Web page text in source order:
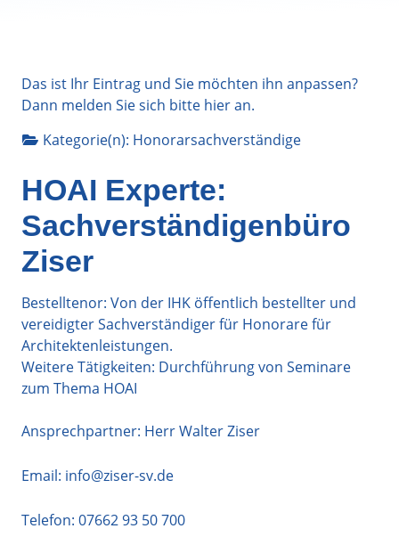
Das ist Ihr Eintrag und Sie möchten ihn anpassen?
Dann melden Sie sich bitte hieran.
Kategorie(n): Honorarsachverständige
HOAI Experte:
Sachverständigenbüro
Ziser
Bestelltenor: Von der IHK öffentlich bestellter und
vereidigter Sachverständiger für Honorare für
Architektenleistungen.
Weitere Tätigkeiten: Durchführung von Seminare
zum Thema HOAI
Ansprechpartner: Herr Walter Ziser
Email: info@ziser-sv.de
Telefon: 07662 93 50 700